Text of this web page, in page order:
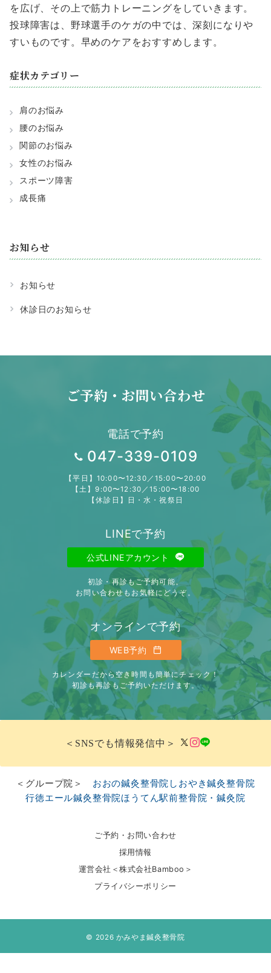
を広げ、その上で筋力トレーニングをしていきます。
投球障害は、野球選手のケガの中では、深刻になりや
すいものです。早めのケアをおすすめします。
症状カテゴリー
肩のお悩み
腰のお悩み
関節のお悩み
女性のお悩み
スポーツ障害
成長痛
お知らせ
お知らせ
休診日のお知らせ
ご予約・お問い合わせ
電話で予約
047-339-0109
【平日】10:00〜12:30／15:00〜20:00
【土】9:00〜12:30／15:00〜18:00
【休診日】日・水・祝祭日
LINEで予約
公式LINEアカウント
初診・再診もご予約可能。
お問い合わせもお気軽にどうぞ。
オンラインで予約
WEB予約
カレンダーだから空き時間も簡単にチェック！
初診も再診もご予約いただけます。
＜SNSでも情報発信中＞
＜グループ院＞ おおの鍼灸整骨院 しおやき鍼灸整骨院
行徳エール鍼灸整骨院ほうてん駅前整骨院・鍼灸院
ご予約・お問い合わせ
採用情報
運営会社＜株式会社Bamboo＞
プライバシーポリシー
© 2026 かみやま鍼灸整骨院